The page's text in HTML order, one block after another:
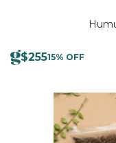
$25515% OFF